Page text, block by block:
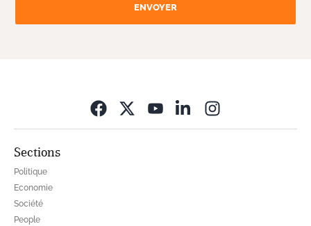
ENVOYER
Sections
Politique
Economie
Société
People